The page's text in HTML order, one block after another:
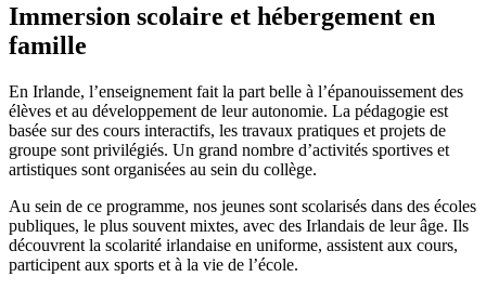
Immersion scolaire et hébergement en
famille
En Irlande, l’enseignement fait la part belle à l’épanouissement des
élèves et au développement de leur autonomie. La pédagogie est
basée sur des cours interactifs, les travaux pratiques et projets de
groupe sont privilégiés. Un grand nombre d’activités sportives et
artistiques sont organisées au sein du collège.
Au sein de ce programme, nos jeunes sont scolarisés dans des écoles
publiques, le plus souvent mixtes, avec des Irlandais de leur âge. Ils
découvrent la scolarité irlandaise en uniforme, assistent aux cours,
participent aux sports et à la vie de l’école.